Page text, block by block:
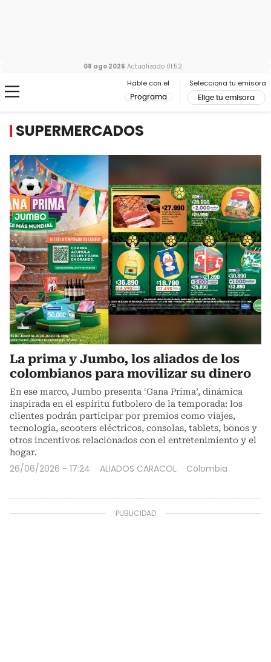
Hable con el
Programa
Selecciona tu emisora
Elige tu emisora
08 ago 2026 Actualizado 01:52
SUPERMERCADOS
La prima y Jumbo, los aliados de los
colombianos para movilizar su dinero
En ese marco, Jumbo presenta ‘Gana Prima’, dinámica
inspirada en el espíritu futbolero de la temporada: los
clientes podrán participar por premios como viajes,
tecnología, scooters eléctricos, consolas, tablets, bonos y
otros incentivos relacionados con el entretenimiento y el
hogar.
26/06/2026 - 17:24 ALIADOS CARACOL Colombia